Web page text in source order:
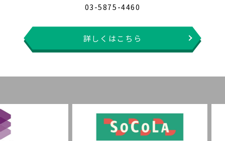
03-5875-4460
詳しくはこちら